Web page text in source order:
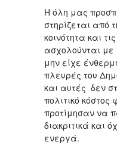
Η όλη μας
στηρίζεται από
κοινότητα και
ασχολούνται με
μην είχε
πλευρές του
και αυτές δεν
πολιτικό κόστος
προτίμησαν να
διακριτικά και
ενεργά.